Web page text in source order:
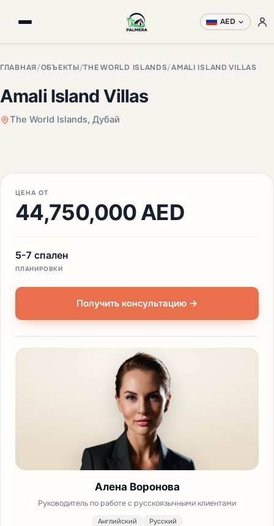
AED
ГЛАВНАЯ/ОБЪЕКТЫ/THE WORLD ISLANDS/AMALI ISLAND VILLAS
Amali Island Villas
The World Islands, Дубай
ЦЕНА ОТ
44,750,000 AED
5-7 спален
ПЛАНИРОВКИ
Получить консультацию →
Алена Воронова
Руководитель по работе с русскоязычными клиентами
Английский Русский